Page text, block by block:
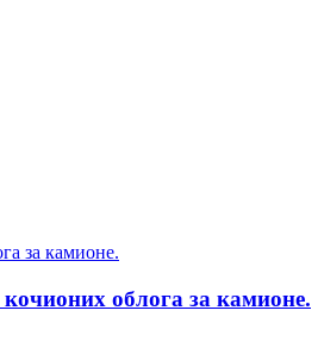
облога за камионе.